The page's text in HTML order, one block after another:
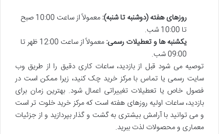
روزهای هفته (دوشنبه تا شنبه):
معمولاً از ساعت 10:00 صبح
تا 10:00 شب.
یکشنبه ها و تعطیلات رسمی:
معمولاً از ساعت 12:00 ظهر تا
09:00 شب.
توصیه می شود قبل از بازدید، ساعات کاری دقیق را از طریق وب
سایت رسمی یا تماس با مرکز خرید چک کنید، زیرا ممکن است در
فصول خاص یا تعطیلات تغییراتی اعمال شود. بهترین زمان برای
بازدید، ساعات اولیه روزهای هفته است که مرکز خرید خلوت تر است
و می توانید با آرامش بیشتری به گشت و گذار بپردازید و از جزئیات
معماری و محصولات لذت ببرید.